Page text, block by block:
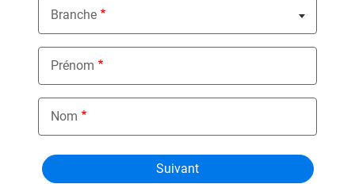
Branche
Nothing selected
Prénom
Nom